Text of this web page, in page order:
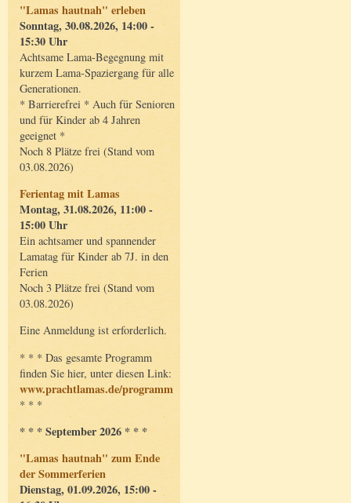
"Lamas hautnah" erleben
Sonntag, 30.08.2026, 14:00 -
15:30 Uhr
Achtsame Lama-Begegnung mit
kurzem Lama-Spaziergang für alle
Generationen.
* Barrierefrei * Auch für Senioren
und für Kinder ab 4 Jahren
geeignet *
Noch 8 Plätze frei (Stand vom
03.08.2026)
Ferientag mit Lamas
Montag, 31.08.2026, 11:00 -
15:00 Uhr
Ein achtsamer und spannender
Lamatag für Kinder ab 7J. in den
Ferien
Noch 3 Plätze frei (Stand vom
03.08.2026)
Eine Anmeldung ist erforderlich.
* * * Das gesamte Programm
finden Sie hier, unter diesen Link:
www.prachtlamas.de/programm
* * *
* * * September 2026 * * *
"Lamas hautnah" zum Ende
der Sommerferien
Dienstag, 01.09.2026, 15:00 -